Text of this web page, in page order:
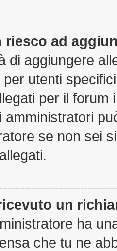
riesco ad
di aggiungere
utenti
per il forum
amministratori
se non sei
un
ha
che tu ne